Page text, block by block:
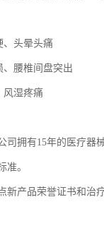
、头晕头痛
腰椎间盘突出
风湿疼痛
司拥有15年的医疗器
准。
新产品荣誉证书和治